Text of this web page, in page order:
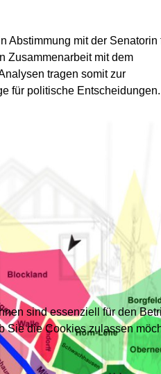
Abstimmung mit der Senatorin
Zusammenarbeit mit dem
tragen somit zur
für politische Entscheidungen.
sind essenziell für den
Sie die Cookies zulassen